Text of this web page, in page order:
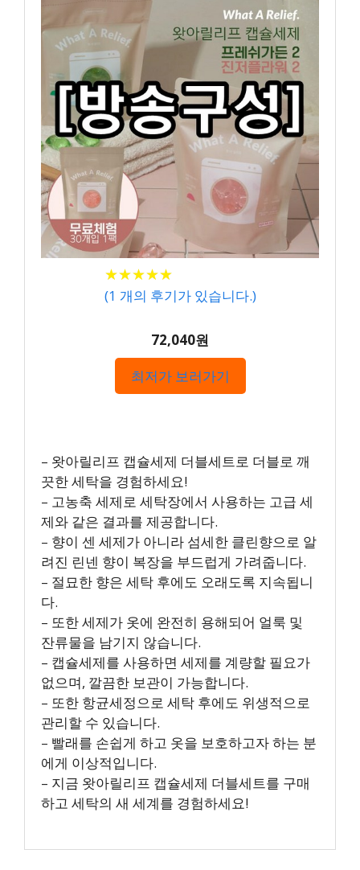
★★★★★
★★★★★
(1 개의 후기가 있습니다.)
72,040원
최저가 보러가기
– 왓아릴리프 캡슐세제 더블세트로 더블로 깨
끗한 세탁을 경험하세요!
– 고농축 세제로 세탁장에서 사용하는 고급 세
제와 같은 결과를 제공합니다.
– 향이 센 세제가 아니라 섬세한 클린향으로 알
려진 린넨 향이 복장을 부드럽게 가려줍니다.
– 절묘한 향은 세탁 후에도 오래도록 지속됩니
다.
– 또한 세제가 옷에 완전히 용해되어 얼룩 및
잔류물을 남기지 않습니다.
– 캡슐세제를 사용하면 세제를 계량할 필요가
없으며, 깔끔한 보관이 가능합니다.
– 또한 항균세정으로 세탁 후에도 위생적으로
관리할 수 있습니다.
– 빨래를 손쉽게 하고 옷을 보호하고자 하는 분
에게 이상적입니다.
– 지금 왓아릴리프 캡슐세제 더블세트를 구매
하고 세탁의 새 세계를 경험하세요!